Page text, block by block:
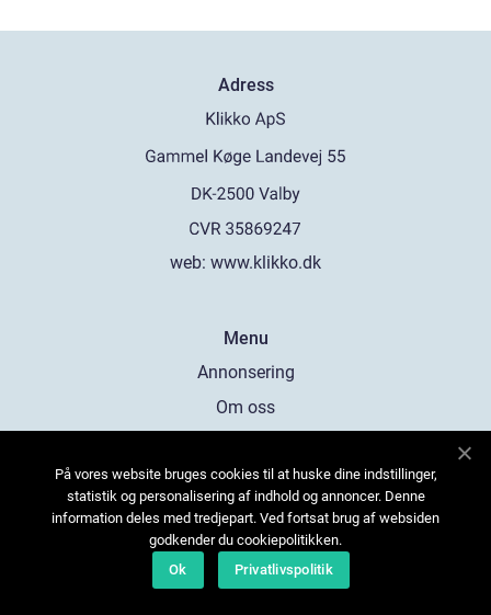
Adress
web: www.klikko.dk
Menu
Annonsering
Om oss
Kontakta oss
Sitemap
På vores website bruges cookies til at huske dine indstillinger,
statistik og personalisering af indhold og annoncer. Denne
information deles med tredjepart. Ved fortsat brug af websiden
godkender du cookiepolitikken.
Ok
Privatlivspolitik